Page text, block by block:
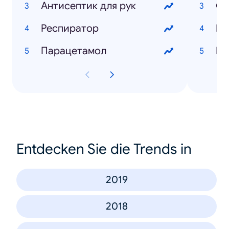
Антисептик для рук
Респиратор
Парацетамол
Entdecken Sie die Trends in
2019
2018